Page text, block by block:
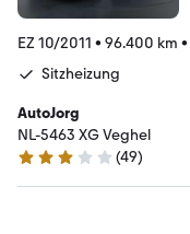
EZ 10/2011 • 96.400 km •
Sitzheizung
AutoJorg
NL-5463 XG Veghel
3.1 Sterne
(49)